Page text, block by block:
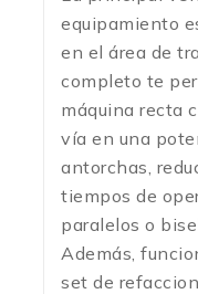
equipamiento
en el área de
completo te
máquina recta
vía en una
antorchas,
tiempos de
paralelos o
Además,
set de